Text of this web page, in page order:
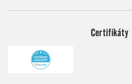
Certifikáty